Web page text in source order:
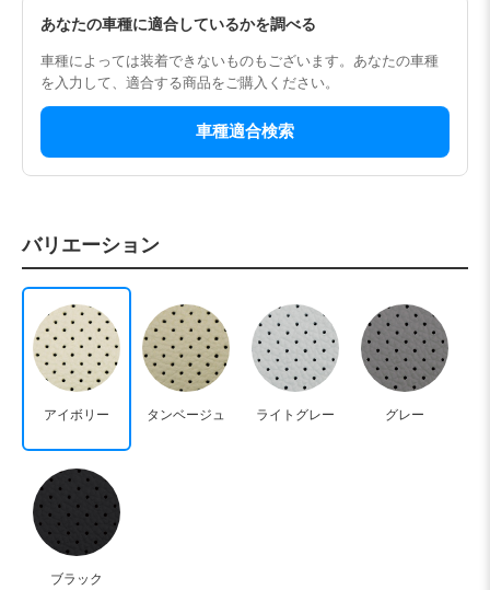
あなたの車種に適合しているかを調べる
車種によっては装着できないものもございます。あなたの車種
を入力して、適合する商品をご購入ください。
車種適合検索
バリエーション
アイボリー タンベージュ ライトグレー グレー
ブラック